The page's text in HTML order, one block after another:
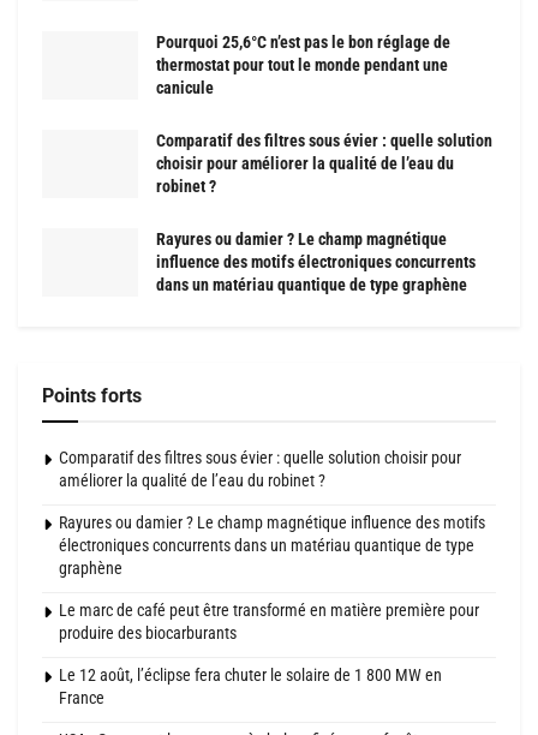
Pourquoi 25,6°C n’est pas le bon réglage de
thermostat pour tout le monde pendant une
canicule
Comparatif des filtres sous évier : quelle solution
choisir pour améliorer la qualité de l’eau du
robinet ?
Rayures ou damier ? Le champ magnétique
influence des motifs électroniques concurrents
dans un matériau quantique de type graphène
Points forts
Comparatif des filtres sous évier : quelle solution choisir pour
améliorer la qualité de l’eau du robinet ?
Rayures ou damier ? Le champ magnétique influence des motifs
électroniques concurrents dans un matériau quantique de type
graphène
Le marc de café peut être transformé en matière première pour
produire des biocarburants
Le 12 août, l’éclipse fera chuter le solaire de 1 800 MW en
France